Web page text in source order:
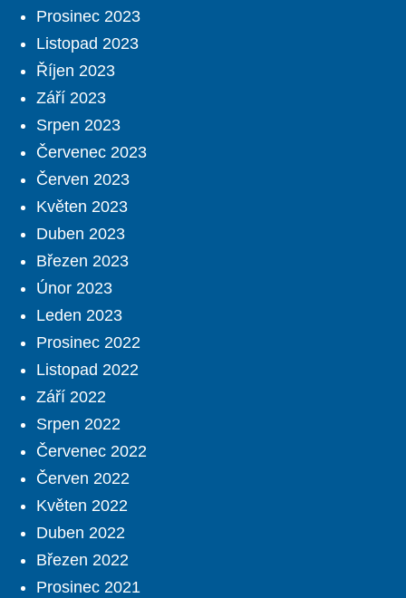
Prosinec 2023
Listopad 2023
Říjen 2023
Září 2023
Srpen 2023
Červenec 2023
Červen 2023
Květen 2023
Duben 2023
Březen 2023
Únor 2023
Leden 2023
Prosinec 2022
Listopad 2022
Září 2022
Srpen 2022
Červenec 2022
Červen 2022
Květen 2022
Duben 2022
Březen 2022
Prosinec 2021